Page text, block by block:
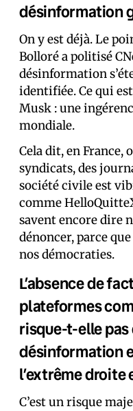
désinformation
On y est déjà. Le
Bolloré a politisé
désinformation
identifiée. Ce qui
Musk : une
mondiale.
Cela dit, en France,
syndicats, des
société civile est
comme
savent encore dire
dénoncer, parce
nos démocraties.
L’absence de
plateformes
risque-t-elle pas
désinformation
l’extrême droite
C’est un risque